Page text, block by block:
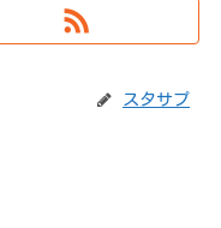
スタサプ